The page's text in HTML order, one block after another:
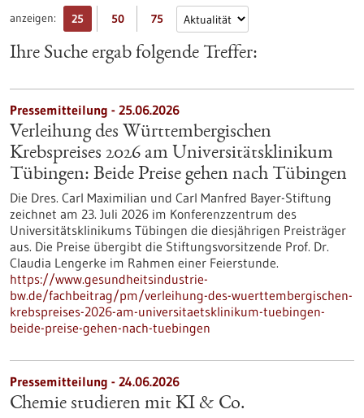
anzeigen: 25 50 75
Ihre Suche ergab folgende Treffer:
Pressemitteilung - 25.06.2026
Verleihung des Württembergischen
Krebspreises 2026 am Universitätsklinikum
Tübingen: Beide Preise gehen nach Tübingen
Die Dres. Carl Maximilian und Carl Manfred Bayer-Stiftung
zeichnet am 23. Juli 2026 im Konferenzzentrum des
Universitätsklinikums Tübingen die diesjährigen Preisträger
aus. Die Preise übergibt die Stiftungsvorsitzende Prof. Dr.
Claudia Lengerke im Rahmen einer Feierstunde.
https://www.gesundheitsindustrie-
bw.de/fachbeitrag/pm/verleihung-des-wuerttembergischen-
krebspreises-2026-am-universitaetsklinikum-tuebingen-
beide-preise-gehen-nach-tuebingen
Pressemitteilung - 24.06.2026
Chemie studieren mit KI & Co.